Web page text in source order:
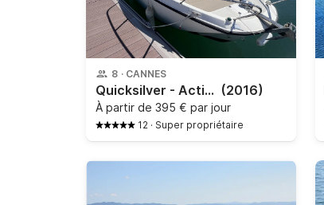
8 · CANNES
Quicksilver - Activ 675 Open (2016)
À partir de 395 € par jour
12 · Super propriétaire